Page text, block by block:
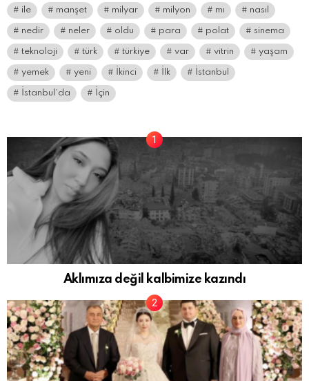
ile manşet milyar milyon mı nasıl
nedir neler oldu para polat sinema
teknoloji türk türkiye var vitrin yaşam
yemek yeni İkinci İlk İstanbul
İstanbul’da İçin
Aklımıza değil kalbimize kazındı